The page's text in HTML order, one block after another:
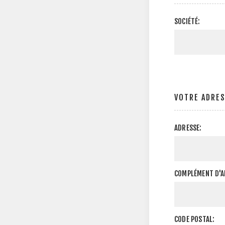
SOCIÉTÉ:
VOTRE
ADRESSE:
COMPLÉMENT
CODE POSTAL: